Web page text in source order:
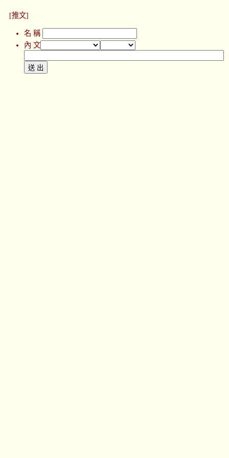
[推文]
名 稱
內 文